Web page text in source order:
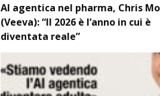
AI agentica nel pharma, Chris
(Veeva): “Il 2026 è l’anno in cui è
diventata reale”